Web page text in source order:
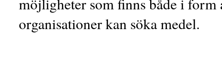
organisationer kan söka medel.